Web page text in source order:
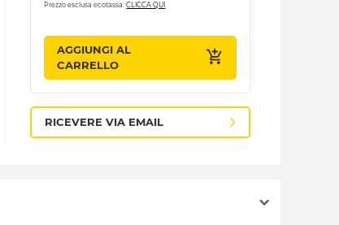
Prezzo esclusa ecotassa.CLICCA QUI
AGGIUNGI AL
CARRELLO
RICEVERE VIA EMAIL